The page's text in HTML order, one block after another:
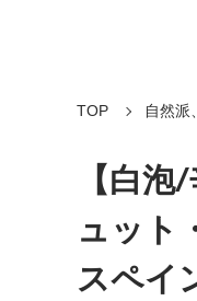
TOP 自然派
【白
ュッ
スペイ